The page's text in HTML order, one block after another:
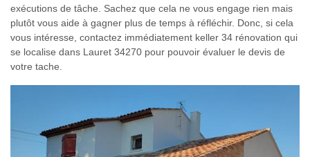
exécutions de tâche. Sachez que cela ne vous engage rien mais
plutôt vous aide à gagner plus de temps à réfléchir. Donc, si cela
vous intéresse, contactez immédiatement keller 34 rénovation qui
se localise dans Lauret 34270 pour pouvoir évaluer le devis de
votre tache.